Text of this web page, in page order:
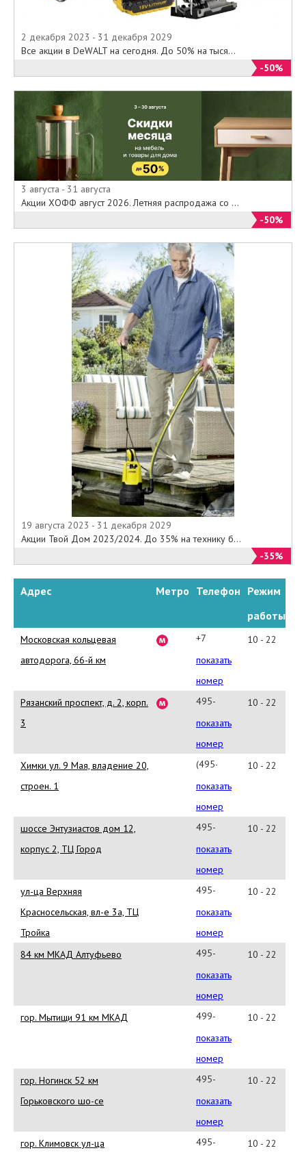
2 декабря 2023 - 31 декабря 2029
Все акции в DeWALT на сегодня. До 50% на тыся...
-50%
3 августа - 31 августа
Акции ХОФФ август 2026. Летняя распродажа со ...
-50%
19 августа 2023 - 31 декабря 2029
Акции Твой Дом 2023/2024. До 35% на технику б...
-35%
Адрес Метро Телефон Режим
работы
Московская кольцевая
автодорога, 66-й км
+7
(495)
961-
02-
20
показать
номер
10 - 22
Рязанский проспект, д. 2, корп.
3
495-
664-
88-
89
показать
номер
10 - 22
Химки ул. 9 Мая, владение 20,
строен. 1
(495-
660-
01-
30
показать
номер
10 - 22
шоссе Энтузиастов дом 12,
корпус 2, ТЦ Город
495-
775-
86-
21
показать
номер
10 - 22
ул-ца Верхняя
Красносельская, вл-е 3а, ТЦ
Тройка
495-
660-
96-
70
показать
номер
10 - 22
84 км МКАД Алтуфьево
495-
641-
25-
40
показать
номер
10 - 22
гор. Мытищи 91 км МКАД
499-
929-
84-
02
показать
номер
10 - 22
гор. Ногинск 52 км
Горьковского шо-се
495-
995-
24-
74
показать
номер
10 - 22
гор. Климовск ул-ца
495-
10 - 22